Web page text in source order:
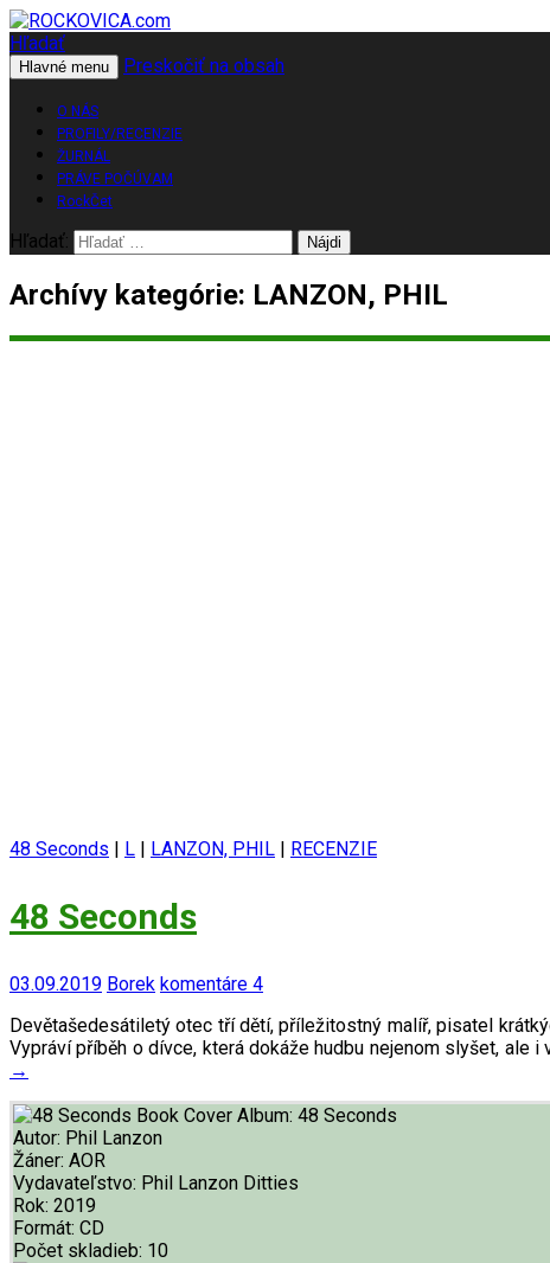
ROCKOVICA.com
Hľadať
Hlavné menu Preskočiť na obsah
O NÁS
PROFILY/RECENZIE
ŽURNÁL
PRÁVE POČÚVAM
RockČet
Hľadať:
Archívy kategórie: LANZON, PHIL
48 Seconds | L | LANZON, PHIL | RECENZIE
48 Seconds
03.09.2019 Borek komentáre 4
Devětašedesátiletý otec tří dětí, příležitostný malíř, pisatel
Vypráví příběh o dívce, která dokáže hudbu nejenom slyšet,
→
Album: 48 Seconds
Autor: Phil Lanzon
Žáner: AOR
Vydavateľstvo: Phil Lanzon Ditties
Rok: 2019
Formát: CD
Počet skladieb: 10